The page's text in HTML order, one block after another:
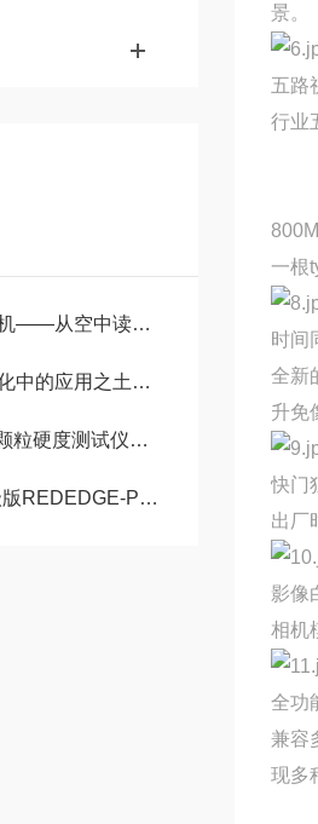
作物与土地的“光谱之眼“
应用之土方量计算
仪究竟是怎么用的？
P多光谱相机介绍
景。
五路
行业
一根
时间
全新
升免
快门
出厂
影像
相机
全功
兼容
现多